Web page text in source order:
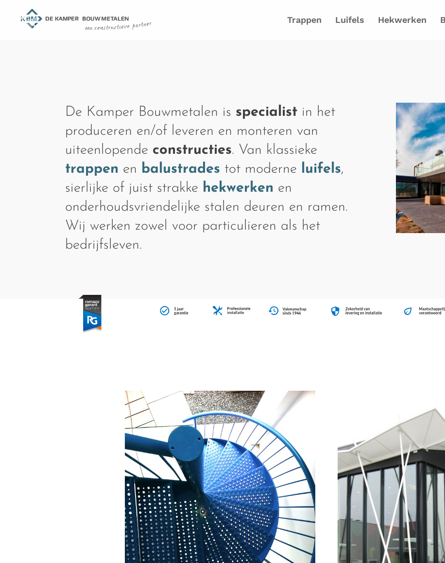
Trappen Luifels Hekwerken
De Kamper Bouwmetalen is specialist in het
produceren en/of leveren en monteren van
uiteenlopende constructies. Van klassieke
trappen en balustrades tot moderne luifels,
sierlijke of juist strakke hekwerken en
onderhoudsvriendelijke stalen deuren en ramen.
Wij werken zowel voor particulieren als het
bedrijfsleven.